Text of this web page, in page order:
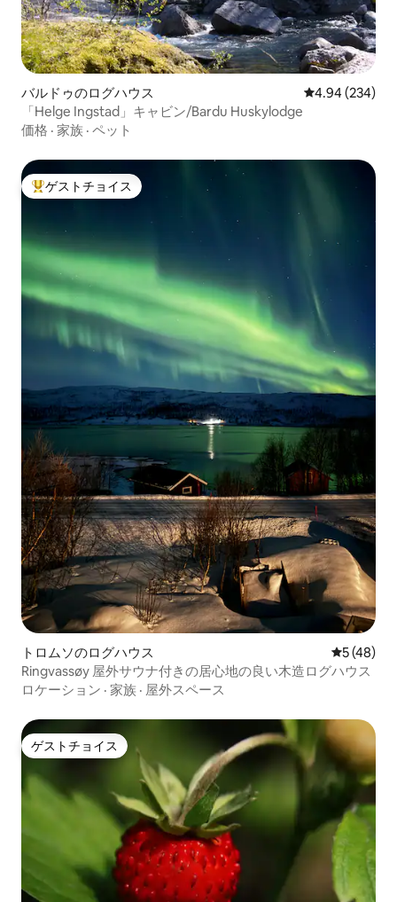
バルドゥのログハウス レビュー234
4.94 (234)
「Helge Ingstad」キャビン/Bardu Huskylodge
価格 · 家族 · ペット
大好評のゲストチョイスです。
ゲストチョイス
トロムソのログハウス レビュー
5 (48)
Ringvassøy 屋外サウナ付きの居心地の良い木造ログハウス
ロケーション · 家族 · 屋外スペース
ゲストチョイス
ゲストチョイス